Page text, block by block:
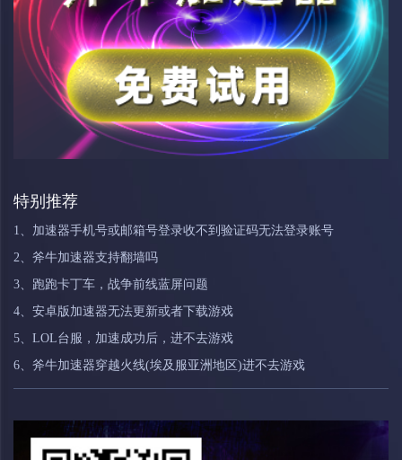
特别推荐
1、加速器手机号或邮箱号登录收不到验证码无法登录账号
2、斧牛加速器支持翻墙吗
3、跑跑卡丁车，战争前线蓝屏问题
4、安卓版加速器无法更新或者下载游戏
5、LOL台服，加速成功后，进不去游戏
6、斧牛加速器穿越火线(埃及服亚洲地区)进不去游戏